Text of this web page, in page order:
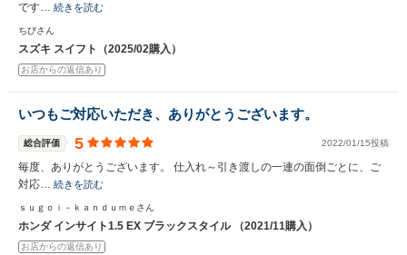
です… 続きを読む
ちびさん
スズキ スイフト（2025/02購入）
お店からの返信あり
いつもご対応いただき、ありがとうございます。
総合評価 5 2022/01/15投稿
毎度、ありがとうございます。 仕入れ～引き渡しの一連の面倒ごとに、ご
対応… 続きを読む
ｓｕｇｏｉ－ｋａｎｄｕｍｅさん
ホンダ インサイト1.5 EX ブラックスタイル （2021/11購入）
お店からの返信あり
入力途中の情報を保存しますか？
※次回問い合わせをする際に自動入力されます
※保存された情報は90日で破棄されます
いいえ はい